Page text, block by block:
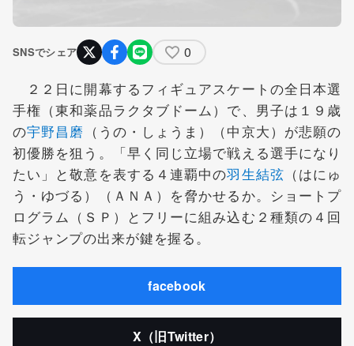
SNSでシェア 0
２２日に開幕するフィギュアスケートの全日本選
手権（東和薬品ラクタブドーム）で、男子は１９歳
の宇野昌磨 （うの・しょうま）（中京大）が悲願の
初優勝を狙う。「早く同じ立場で戦える選手になり
たい」と敬意を表する４連覇中の羽生結弦 （はにゅ
う・ゆづる）（ＡＮＡ）を脅かせるか。ショートプ
ログラム（ＳＰ）とフリーに組み込む２種類の４回
転ジャンプの出来が鍵を握る。
facebook
X（旧Twitter）